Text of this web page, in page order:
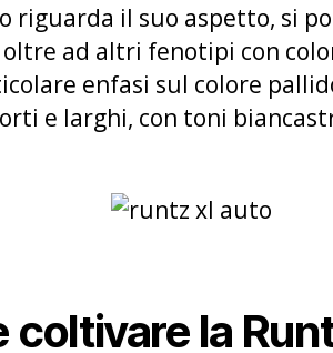
riguarda il suo aspetto, si
ad altri fenotipi con
enfasi sul colore
e larghi, con toni
coltivare la